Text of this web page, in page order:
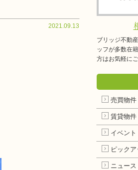
2021.09.13
ブリッジ不動
ッフが多数在
方はお気軽に
売買物件
賃貸物件
イベント
ピック
ニュース